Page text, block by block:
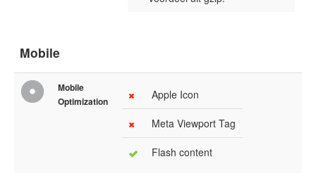
Mobile
Mobile
Optimization
Apple Icon
Meta Viewport Tag
Flash content